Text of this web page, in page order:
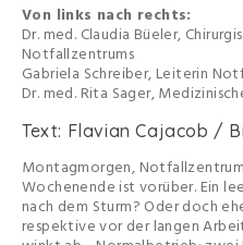
Von links nach rechts:
Dr. med. Claudia Büeler,
Notfallzentrums
Gabriela Schreiber, Leiterin
Dr. med. Rita Sager,
Text: Flavian Cajacob /
Montagmorgen,
Wochenende ist vorüber. Ein
nach dem Sturm? Oder doch
respektive vor der langen